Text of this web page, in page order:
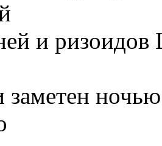
и
заметен